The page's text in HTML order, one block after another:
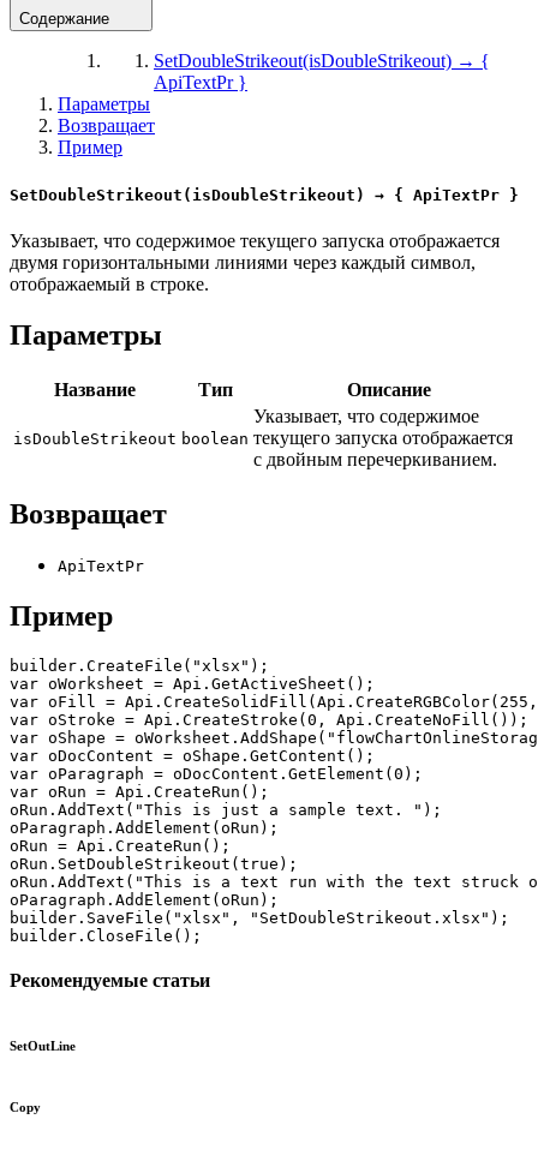
Содержание
SetDoubleStrikeout(isDoubleStrikeout) → {
ApiTextPr }
Параметры
Возвращает
Пример
SetDoubleStrikeout(isDoubleStrikeout) → { ApiTextPr }
Указывает, что содержимое текущего запуска отображается
двумя горизонтальными линиями через каждый символ,
отображаемый в строке.
Параметры
Название Тип Описание
isDoubleStrikeout boolean
Указывает, что содержимое
текущего запуска отображается
с двойным перечеркиванием.
Возвращает
ApiTextPr
Пример
builder.CreateFile("xlsx");
var oWorksheet = Api.GetActiveSheet();
var oFill =
var oStroke = Api.CreateStroke(0, Api.CreateNoFill());
var oShape =
var oDocContent = oShape.GetContent();
var oParagraph = oDocContent.GetElement(0);
var oRun = Api.CreateRun();
oRun.AddText("This is just a sample text. ");
oParagraph.AddElement(oRun);
oRun = Api.CreateRun();
oRun.SetDoubleStrikeout(true);
oRun.AddText("This is a text run with the text
oParagraph.AddElement(oRun);
builder.SaveFile("xlsx", "SetDoubleStrikeout.xlsx");
builder.CloseFile();
Рекомендуемые статьи
SetOutLine
Copy